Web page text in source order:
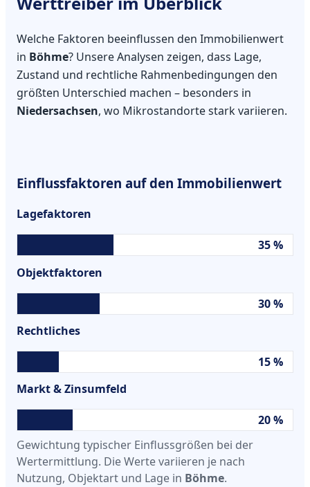
Welche Faktoren beeinflussen den Immobilienwert
in Böhme? Unsere Analysen zeigen, dass Lage,
Zustand und rechtliche Rahmenbedingungen den
größten Unterschied machen – besonders in
Niedersachsen, wo Mikrostandorte stark variieren.
Einflussfaktoren auf den Immobilienwert
Lagefaktoren
35 %
Objektfaktoren
30 %
Rechtliches
15 %
Markt & Zinsumfeld
20 %
Gewichtung typischer Einflussgrößen bei der
Wertermittlung. Die Werte variieren je nach
Nutzung, Objektart und Lage in Böhme.